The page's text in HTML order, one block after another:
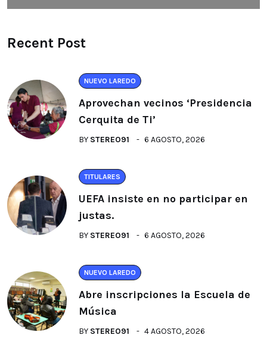
Recent Post
NUEVO LAREDO
Aprovechan vecinos ‘Presidencia
Cerquita de Ti’
BY STEREO91 6 AGOSTO, 2026
TITULARES
UEFA insiste en no participar en
justas.
BY STEREO91 6 AGOSTO, 2026
NUEVO LAREDO
Abre inscripciones la Escuela de
Música
BY STEREO91 4 AGOSTO, 2026